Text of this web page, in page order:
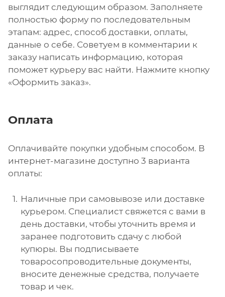
выглядит следующим образом. Заполняете
полностью форму по последовательным
этапам: адрес, способ доставки, оплаты,
данные о себе. Советуем в комментарии к
заказу написать информацию, которая
поможет курьеру вас найти. Нажмите кнопку
«Оформить заказ».
Оплата
Оплачивайте покупки удобным способом. В
интернет-магазине доступно 3 варианта
оплаты:
Наличные при самовывозе или доставке
курьером. Специалист свяжется с вами в
день доставки, чтобы уточнить время и
заранее подготовить сдачу с любой
купюры. Вы подписываете
товаросопроводительные документы,
вносите денежные средства, получаете
товар и чек.